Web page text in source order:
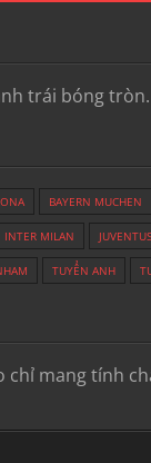
trái bóng
BAYERN MUCHEN
INTER MILAN JUVENTUS
TUYỂN ANH
chỉ mang tính